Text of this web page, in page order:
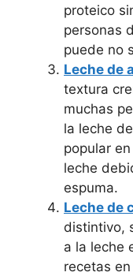
proteico
personas
puede no
Leche de
textura
muchas
la leche
popular
leche
espuma.
Leche de
distintivo,
a la leche
recetas